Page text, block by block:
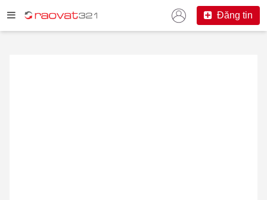
Đăng tin